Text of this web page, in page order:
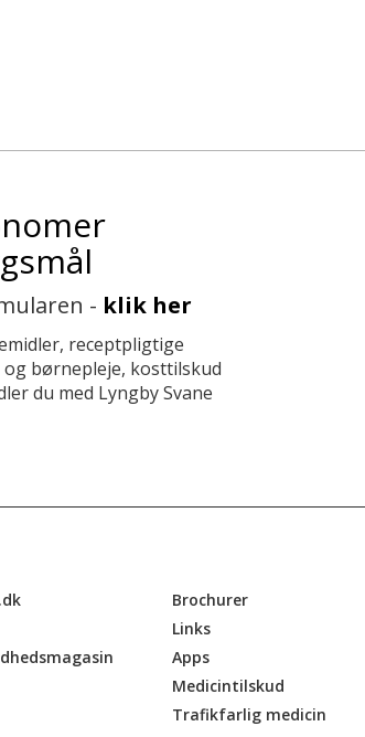
- klik her
receptpligtige
børnepleje, kosttilskud
du med Lyngby Svane
Brochurer
Links
Apps
Medicintilskud
Trafikfarlig medicin